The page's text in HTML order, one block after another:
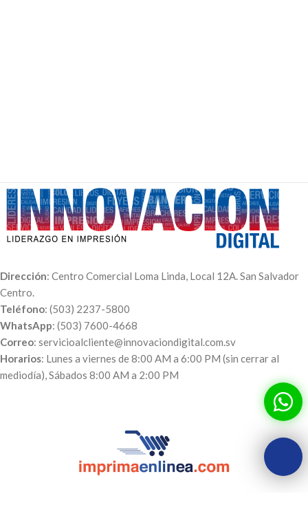
Dirección: Centro Comercial Loma Linda, Local 12A. San Salvador
Centro.
Teléfono: (503) 2237-5800
WhatsApp: (503) 7600-4668
Correo: servicioalcliente@innovaciondigital.com.sv
Horarios: Lunes a viernes de 8:00 AM a 6:00 PM (sin cerrar al
mediodía), Sábados 8:00 AM a 2:00 PM